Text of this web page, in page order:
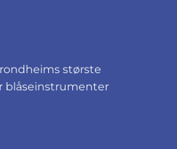
største
blåseinstrumenter